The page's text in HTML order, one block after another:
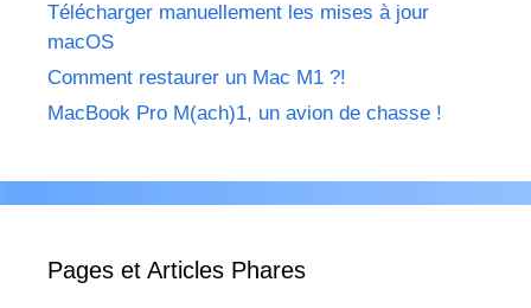
Télécharger manuellement les mises à jour
macOS
Comment restaurer un Mac M1 ?!
MacBook Pro M(ach)1, un avion de chasse !
Pages et Articles Phares